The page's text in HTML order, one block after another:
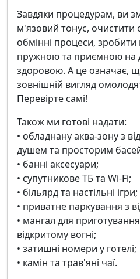
Завдяки процедурам, ви
м'язовий тонус, очистити
обмінні процеси,
пружною та приємною на
здоровою. А це означає,
зовнішній вигляд
Перевірте самі!
Також ми готові надати:
• обладнану аква-зону з
душем та просторим
• банні аксесуари;
• супутникове ТБ та Wi-Fi;
• більярд та настільні ігри;
• приватне паркування з
• мангал для
відкритому вогні;
• затишні номери у готелі;
• камін та трав'яні чаї.